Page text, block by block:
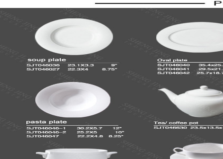
展
设计与
新闻动